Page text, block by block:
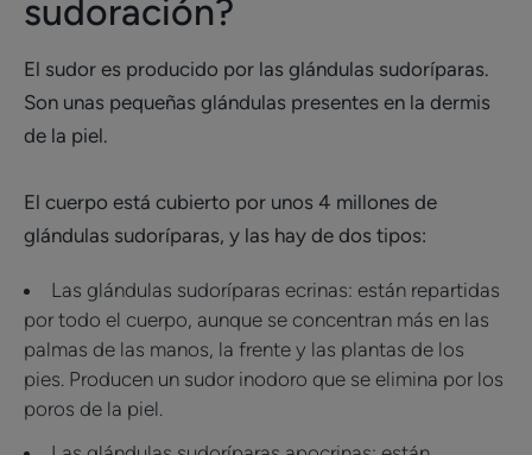
sudoración?
El sudor es producido por las glándulas sudoríparas.
Son unas pequeñas glándulas presentes en la dermis
de la piel.
El cuerpo está cubierto por unos 4 millones de
glándulas sudoríparas, y las hay de dos tipos:
Las glándulas sudoríparas ecrinas: están repartidas
por todo el cuerpo, aunque se concentran más en las
palmas de las manos, la frente y las plantas de los
pies. Producen un sudor inodoro que se elimina por los
poros de la piel.